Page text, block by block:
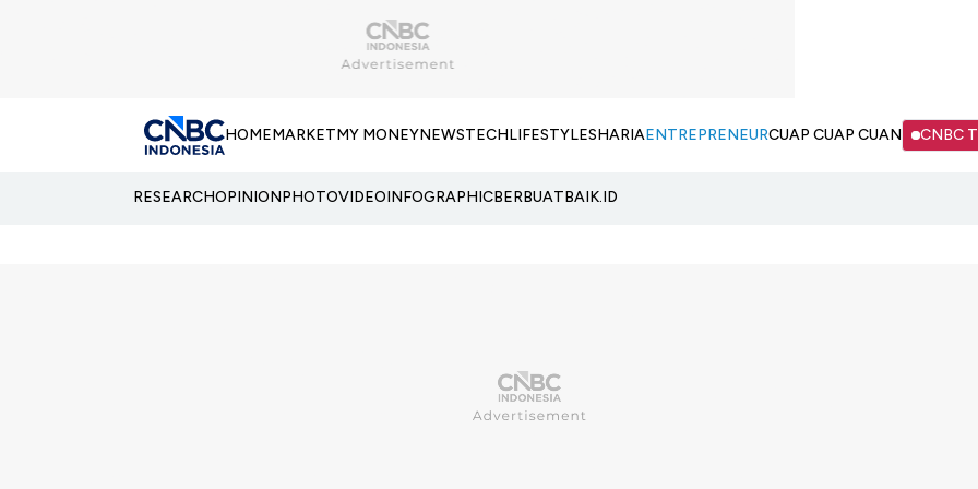
HOMEMARKETMY MONEYNEWSTECHLIFESTYLESHARIAENTREPRENEURCUAP CUAP CUAN CNBC
RESEARCHOPINIONPHOTOVIDEOINFOGRAPHICBERBUATBAIK.ID